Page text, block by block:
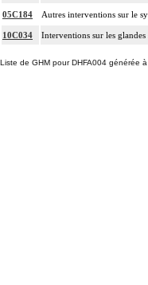
05C184 Autres interventions sur le
10C034 Interventions sur les
Liste de GHM pour DHFA004 générée